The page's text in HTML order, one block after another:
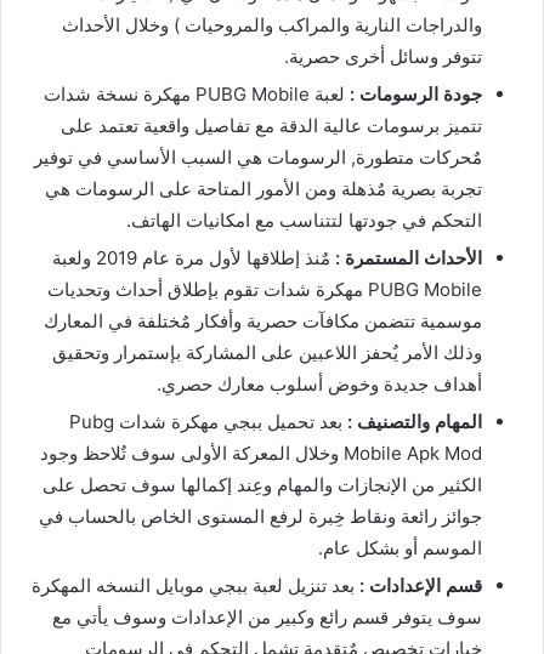
والدراجات النارية والمراكب والمروحيات ) وخلال الأحداث
تتوفر وسائل أخرى حصرية.
جودة الرسومات :
لعبة PUBG Mobile مهكرة نسخة شدات
تتميز برسومات عالية الدقة مع تفاصيل واقعية تعتمد على
مٌحركات متطورة, الرسومات هي السبب الأساسي في توفير
تجربة بصرية مٌذهلة ومن الأمور المتاحة على الرسومات هي
التحكم في جودتها لتتناسب مع امكانيات الهاتف.
الأحداث المستمرة :
مٌنذ إطلاقها لأول مرة عام 2019 ولعبة
PUBG Mobile مهكرة شدات تقوم بإطلاق أحداث وتحديات
موسمية تتضمن مكافآت حصرية وأفكار مٌختلفة في المعارك
وذلك الأمر يٌحفز اللاعبين على المشاركة بإستمرار وتحقيق
أهداف جديدة وخوض أسلوب معارك حصري.
المهام والتصنيف :
بعد تحميل ببجي مهكرة شدات Pubg
Mobile Apk Mod وخلال المعركة الأولى سوف تٌلاحظ وجود
الكثير من الإنجازات والمهام وعِند إكمالها سوف تحصل على
جوائز رائعة ونقاط خِبرة لرفع المستوى الخاص بالحساب في
الموسم أو بشكل عام.
قسم الإعدادات : بعد تنزيل لعبة ببجي موبايل النسخه المهكرة
سوف يتوفر قسم رائع وكبير من الإعدادات وسوف يأتي مع
خيارات تخصيص مٌتقدمة تشمل التحكم في الرسومات